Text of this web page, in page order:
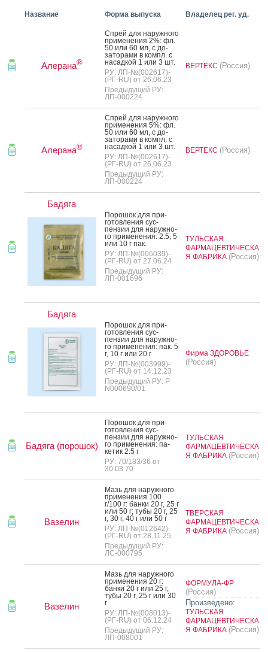
Название Форма выпуска Владелец рег. уд.
Алерана®
Спрей для на­руж­но­го
при­мене­ния 2%: фл.
50 или 60 мл, с до­
зато­рами в компл. с
на­сад­кой 1 или 3 шт.
РУ: ЛП-№(002617)-
(РГ-RU) от 26.06.23
Предыдущий РУ:
ЛП-000224
ВЕРТЕКС (Россия)
Алерана®
Спрей для на­руж­но­го
при­мене­ния 5%: фл.
50 или 60 мл, с до­
зато­рами в компл. с
на­сад­кой 1 или 3 шт.
РУ: ЛП-№(002617)-
(РГ-RU) от 26.06.23
Предыдущий РУ:
ЛП-000224
ВЕРТЕКС (Россия)
Бадяга
По­рошок для при­
готов­ле­ния сус­
пензии для на­руж­но­
го при­мене­ния: 2.5, 5
или 10 г пак.
РУ: ЛП-№(006039)-
(РГ-RU) от 27.06.24
Предыдущий РУ:
ЛП-001696
ТУЛЬСКАЯ
ФАРМАЦЕВТИЧЕСКА
Я ФАБРИКА (Россия)
Бадяга
По­рошок для при­
готов­ле­ния сус­
пензии для на­руж­но­
го при­мене­ния: пак. 5
г, 10 г или 20 г
РУ: ЛП-№(003999)-
(РГ-RU) от 14.12.23
Предыдущий РУ: Р
N000690/01
Фирма ЗДОРОВЬЕ
(Россия)
Бадяга (порошок)
По­рошок для при­
готов­ле­ния сус­
пензии для на­руж­но­
го при­мене­ния: па­
кетик 2.5 г
РУ: 70/183/36 от
30.03.70
ТУЛЬСКАЯ
ФАРМАЦЕВТИЧЕСКА
Я ФАБРИКА (Россия)
Вазелин
Мазь для на­руж­но­го
при­мене­ния 100
г/100 г: бан­ки 20 г, 25 г
или 50 г; ту­бы 20 г, 25
г, 30 г, 40 г или 50 г
РУ: ЛП-№(012642)-
(РГ-RU) от 28.11.25
Предыдущий РУ:
ЛС-000795
ТВЕРСКАЯ
ФАРМАЦЕВТИЧЕСКА
Я ФАБРИКА (Россия)
Вазелин
Мазь для на­руж­но­го
при­мене­ния 20 г:
бан­ки 20 г или 25 г,
ту­бы 20 г, 25 г или 30
г
РУ: ЛП-№(008013)-
(РГ-RU) от 06.12.24
Предыдущий РУ:
ЛП-008001
ФОРМУЛА-ФР
(Россия)
Произведено:
ТУЛЬСКАЯ
ФАРМАЦЕВТИЧЕСКА
Я ФАБРИКА (Россия)